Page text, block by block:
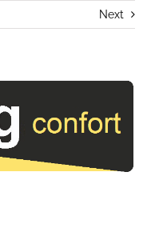
Next